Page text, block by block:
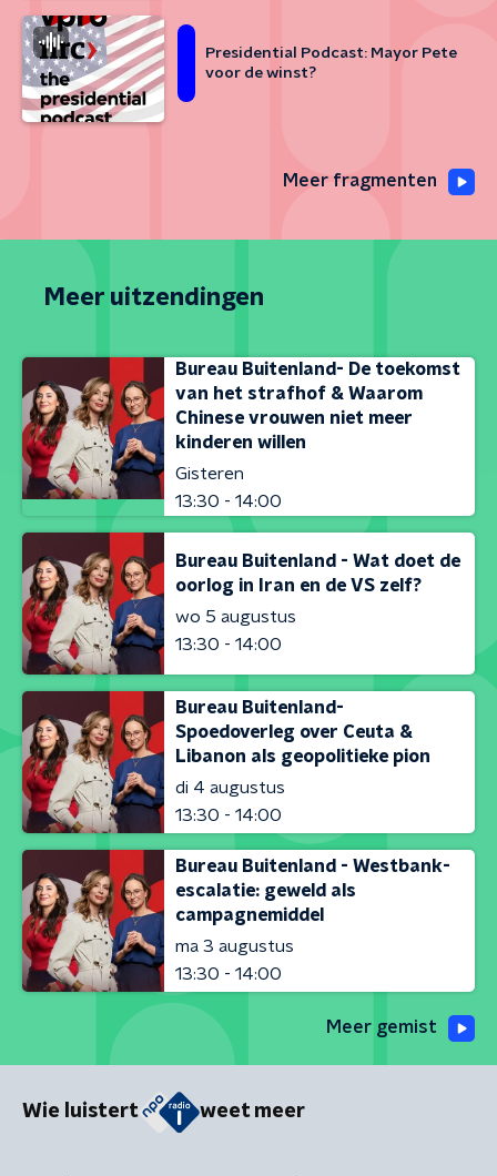
Presidential Podcast: Mayor Pete
voor de winst?
Meer fragmenten
Meer uitzendingen
Bureau Buitenland- De toekomst
van het strafhof & Waarom
Chinese vrouwen niet meer
kinderen willen
Gisteren
13:30 - 14:00
Bureau Buitenland - Wat doet de
oorlog in Iran en de VS zelf?
wo 5 augustus
13:30 - 14:00
Bureau Buitenland-
Spoedoverleg over Ceuta &
Libanon als geopolitieke pion
di 4 augustus
13:30 - 14:00
Bureau Buitenland - Westbank-
escalatie: geweld als
campagnemiddel
ma 3 augustus
13:30 - 14:00
Meer gemist
Wie luistert weet meer